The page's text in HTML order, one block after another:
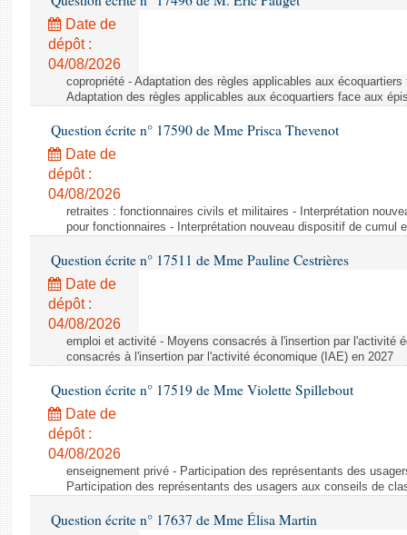
Date de
dépôt :
04/08/2026
copropriété - Adaptation des règles applicables aux
Adaptation des règles applicables aux écoquartiers face aux
Question écrite n° 17590 de Mme Prisca Thevenot
Date de
dépôt :
04/08/2026
retraites : fonctionnaires civils et militaires - Interprétation
pour fonctionnaires - Interprétation nouveau dispositif de cumul
Question écrite n° 17511 de Mme Pauline Cestrières
Date de
dépôt :
04/08/2026
emploi et activité - Moyens consacrés à l'insertion par l'activité
consacrés à l'insertion par l'activité économique (IAE) en 2027
Question écrite n° 17519 de Mme Violette Spillebout
Date de
dépôt :
04/08/2026
enseignement privé - Participation des représentants des
Participation des représentants des usagers aux conseils de
Question écrite n° 17637 de Mme Élisa Martin